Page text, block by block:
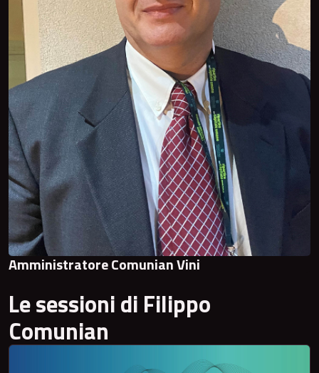
Amministratore Comunian Vini
Le sessioni di Filippo
Comunian